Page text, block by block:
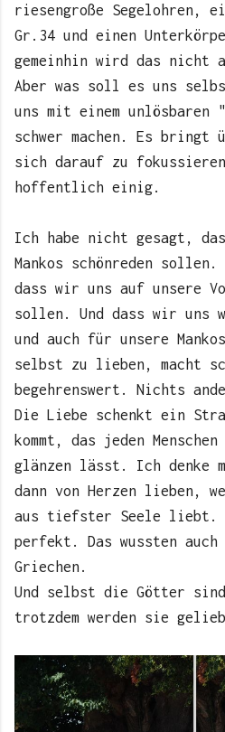
riesengroße Segelohren,
Gr.34 und einen
gemeinhin wird das nicht
Aber was soll es uns
uns mit einem unlösbaren
schwer machen. Es bringt
sich darauf zu
hoffentlich einig.
Ich habe nicht gesagt,
Mankos schönreden
dass wir uns auf unsere
sollen. Und dass wir uns
und auch für unsere
selbst zu lieben, macht
begehrenswert. Nichts
Die Liebe schenkt ein
kommt, das jeden
glänzen lässt. Ich denke
dann von Herzen lieben,
aus tiefster Seele liebt.
perfekt. Das wussten
Griechen.
Und selbst die Götter
trotzdem werden sie